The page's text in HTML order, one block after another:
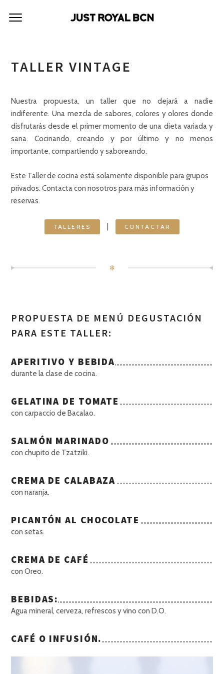
TALLER VINTAGE
Nuestra propuesta, un taller que no dejará a nadie
indiferente. Una mezcla de sabores, colores y olores donde
disfrutarás desde el primer momento de una dieta variada y
sana. Cocinando, creando y por último y no menos
importante, compartiendo y saboreando.
Este Taller de cocina está solamente disponible para grupos
privados. Contacta con nosotros para más información y
reservas.
TALLERES CONTACTAR
✻
PROPUESTA DE MENÚ DEGUSTACIÓN
PARA ESTE TALLER:
APERITIVO Y BEBIDA
durante la clase de cocina.
GELATINA DE TOMATE
con carpaccio de Bacalao.
SALMÓN MARINADO
con chupito de Tzatziki.
CREMA DE CALABAZA
con naranja.
PICANTÓN AL CHOCOLATE
con setas.
CREMA DE CAFÉ
con Oreo.
BEBIDAS:
Agua mineral, cerveza, refrescos y vino con D.O.
CAFÉ O INFUSIÓN.